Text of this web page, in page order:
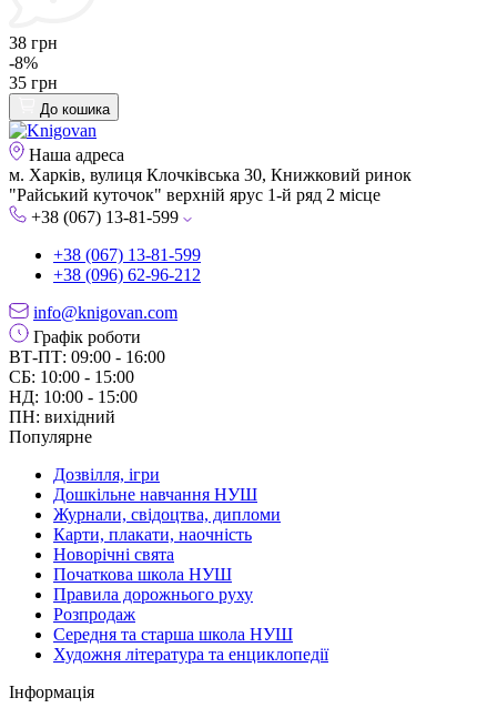
38 грн
-8%
35 грн
До кошика
Наша адреса
м. Харків, вулиця Клочківська 30, Книжковий ринок
"Райський куточок" верхній ярус 1-й ряд 2 місце
+38 (067) 13-81-599
+38 (067) 13-81-599
+38 (096) 62-96-212
info@knigovan.com
Графік роботи
ВТ-ПТ: 09:00 - 16:00
СБ: 10:00 - 15:00
НД: 10:00 - 15:00
ПН: вихідний
Популярне
Дозвілля, ігри
Дошкільне навчання НУШ
Журнали, свідоцтва, дипломи
Карти, плакати, наочність
Новорічні свята
Початкова школа НУШ
Правила дорожнього руху
Розпродаж
Середня та старша школа НУШ
Художня література та енциклопедії
Інформація